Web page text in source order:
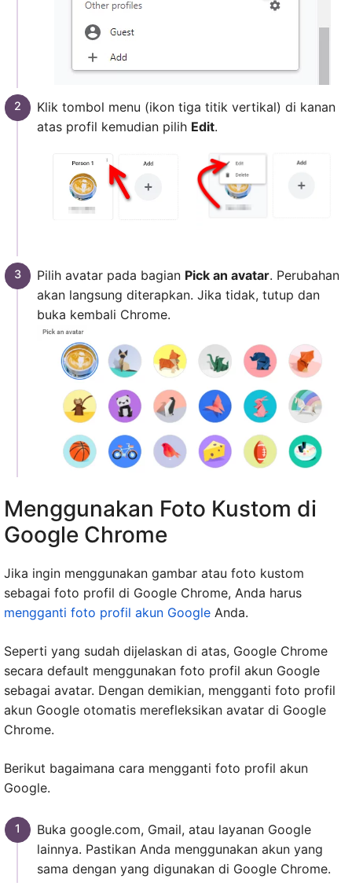
Klik tombol menu (ikon tiga titik vertikal) di kanan
atas profil kemudian pilih Edit.
Pilih avatar pada bagian Pick an avatar. Perubahan
akan langsung diterapkan. Jika tidak, tutup dan
buka kembali Chrome.
Menggunakan Foto Kustom di
Google Chrome
Jika ingin menggunakan gambar atau foto kustom
sebagai foto profil di Google Chrome, Anda harus
mengganti foto profil akun Google Anda.
Seperti yang sudah dijelaskan di atas, Google Chrome
secara default menggunakan foto profil akun Google
sebagai avatar. Dengan demikian, mengganti foto profil
akun Google otomatis merefleksikan avatar di Google
Chrome.
Berikut bagaimana cara mengganti foto profil akun
Google.
Buka google.com, Gmail, atau layanan Google
lainnya. Pastikan Anda menggunakan akun yang
sama dengan yang digunakan di Google Chrome.